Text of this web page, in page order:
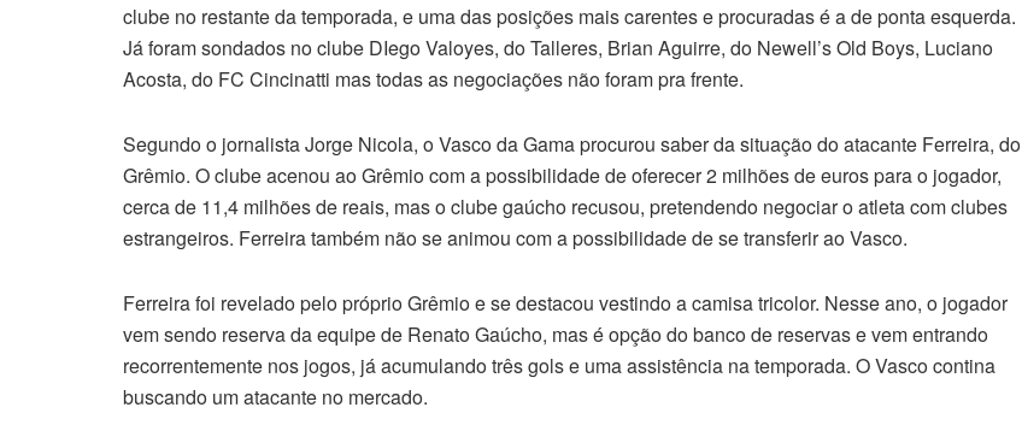
clube no restante da temporada, e uma das posições mais carentes e procuradas é a de ponta esquerda.
Já foram sondados no clube DIego Valoyes, do Talleres, Brian Aguirre, do Newell’s Old Boys, Luciano
Acosta, do FC Cincinatti mas todas as negociações não foram pra frente.
Segundo o jornalista Jorge Nicola, o Vasco da Gama procurou saber da situação do atacante Ferreira, do
Grêmio. O clube acenou ao Grêmio com a possibilidade de oferecer 2 milhões de euros para o jogador,
cerca de 11,4 milhões de reais, mas o clube gaúcho recusou, pretendendo negociar o atleta com clubes
estrangeiros. Ferreira também não se animou com a possibilidade de se transferir ao Vasco.
Ferreira foi revelado pelo próprio Grêmio e se destacou vestindo a camisa tricolor. Nesse ano, o jogador
vem sendo reserva da equipe de Renato Gaúcho, mas é opção do banco de reservas e vem entrando
recorrentemente nos jogos, já acumulando três gols e uma assistência na temporada. O Vasco contina
buscando um atacante no mercado.